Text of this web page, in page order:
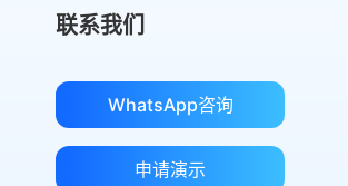
联系我们
WhatsApp咨询
申请演示